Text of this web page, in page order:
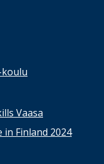
Vaasa
in Finland 2024